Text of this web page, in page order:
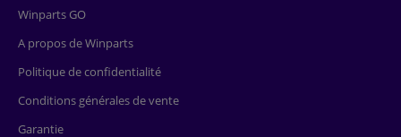
Winparts GO
A propos de Winparts
Politique de confidentialité
Conditions générales de vente
Garantie